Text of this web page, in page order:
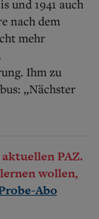
und 1941 auch
nach dem
mehr
Ihm zu
„Nächster
PAZ.
wollen,
Abo